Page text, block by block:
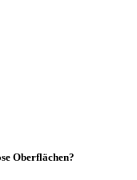
Oberflächen?